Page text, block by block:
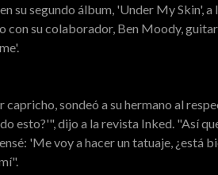
su segundo álbum, 'Under My Skin',
con su colaborador, Ben Moody,
sondeó a su hermano al
esto?'", dijo a la revista Inked. "Así
'Me voy a hacer un tatuaje, ¿está